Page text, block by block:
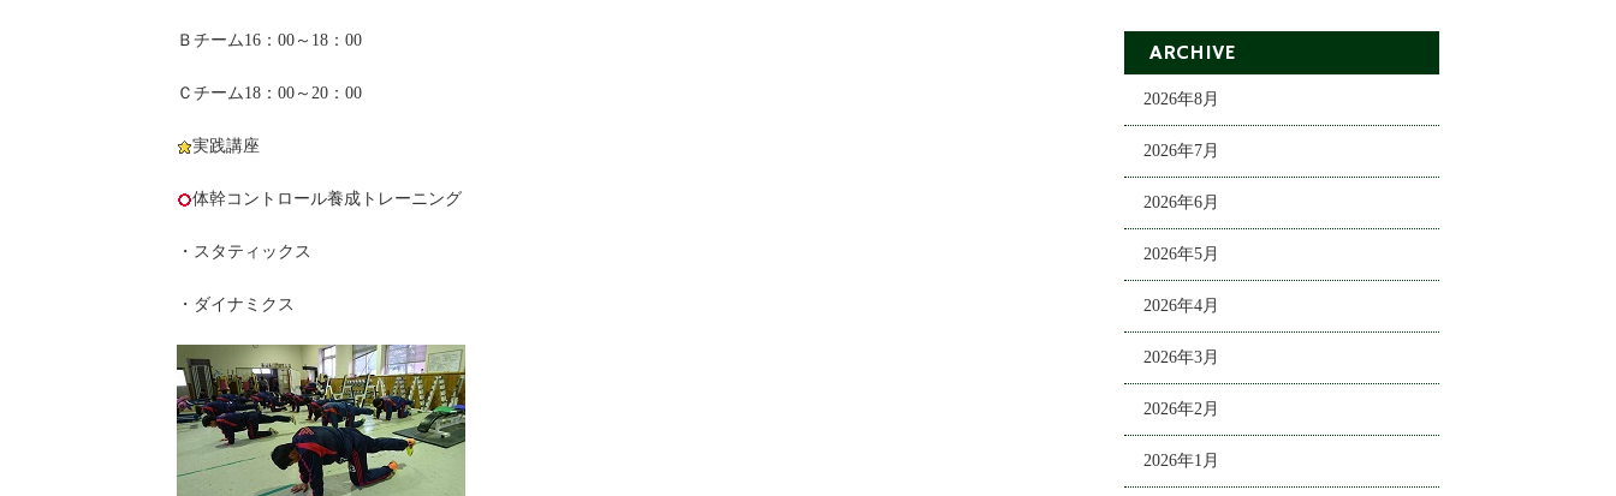
Ｂチーム16：00～18：00
Ｃチーム18：00～20：00
実践講座
体幹コントロール養成トレーニング
・スタティックス
・ダイナミクス
ARCHIVE
2026年8月
2026年7月
2026年6月
2026年5月
2026年4月
2026年3月
2026年2月
2026年1月